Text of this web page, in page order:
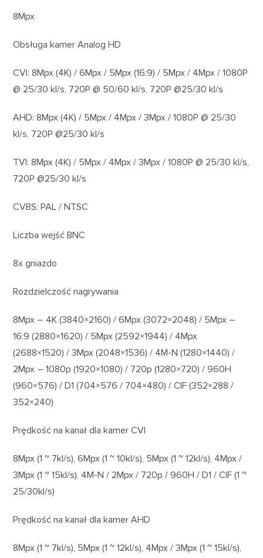
8Mpx
Obsługa kamer Analog HD
CVI: 8Mpx (4K) / 6Mpx / 5Mpx (16:9) / 5Mpx / 4Mpx / 1080P
@ 25/30 kl/s, 720P @ 50/60 kl/s, 720P @25/30 kl/s
AHD: 8Mpx (4K) / 5Mpx / 4Mpx / 3Mpx / 1080P @ 25/30
kl/s, 720P @25/30 kl/s
TVI: 8Mpx (4K) / 5Mpx / 4Mpx / 3Mpx / 1080P @ 25/30 kl/s,
720P @25/30 kl/s
CVBS: PAL / NTSC
Liczba wejść BNC
8x gniazdo
Rozdzielczość nagrywania
8Mpx – 4K (3840×2160) / 6Mpx (3072×2048) / 5Mpx –
16:9 (2880×1620) / 5Mpx (2592×1944) / 4Mpx
(2688×1520) / 3Mpx (2048×1536) / 4M-N (1280×1440) /
2Mpx – 1080p (1920×1080) / 720p (1280×720) / 960H
(960×576) / D1 (704×576 / 704×480) / CIF (352×288 /
352×240)
Prędkość na kanał dla kamer CVI
8Mpx (1 ~ 7kl/s), 6Mpx (1 ~ 10kl/s), 5Mpx (1 ~ 12kl/s), 4Mpx /
3Mpx (1 ~ 15kl/s), 4M-N / 2Mpx / 720p / 960H / D1 / CIF (1 ~
25/30kl/s)
Prędkość na kanał dla kamer AHD
8Mpx (1 ~ 7kl/s), 5Mpx (1 ~ 12kl/s), 4Mpx / 3Mpx (1 ~ 15kl/s),